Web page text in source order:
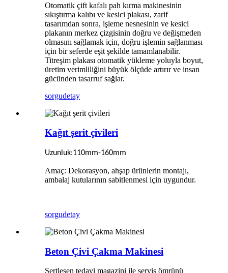
Otomatik çift kafalı pah kırma makinesinin
sıkıştırma kalıbı ve kesici plakası, zarif
tasarımdan sonra, işleme nesnesinin ve kesici
plakanın merkez çizgisinin doğru ve değişmeden
olmasını sağlamak için, doğru işlemin sağlanması
için bir seferde eşit şekilde tamamlanabilir.
Titreşim plakası otomatik yükleme yoluyla boyut,
üretim verimliliğini büyük ölçüde artırır ve insan
gücünden tasarruf sağlar.
sorgudetay
Kağıt şerit çivileri
Uzunluk:110mm-160mm
Amaç: Dekorasyon, ahşap ürünlerin montajı,
ambalaj kutularının sabitlenmesi için uygundur.
sorgudetay
Beton Çivi Çakma Makinesi
Sertleşen tedavi magazini ile servis ömrünü